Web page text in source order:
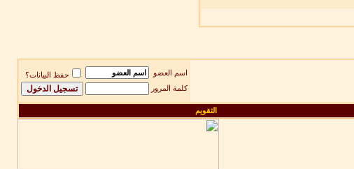
اسم العضو
حفظ البيانات؟
كلمة المرور
التقويم